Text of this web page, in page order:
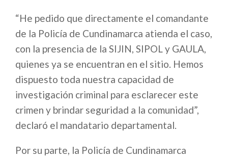
“He pedido que directamente el comandante
de la Policía de Cundinamarca atienda el caso,
con la presencia de la SIJIN, SIPOL y GAULA,
quienes ya se encuentran en el sitio. Hemos
dispuesto toda nuestra capacidad de
investigación criminal para esclarecer este
crimen y brindar seguridad a la comunidad”,
declaró el mandatario departamental.
Por su parte, la Policía de Cundinamarca